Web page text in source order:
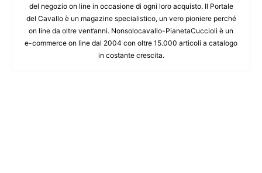
del negozio on line in occasione di ogni loro acquisto. Il Portale
del Cavallo è un magazine specialistico, un vero pioniere perché
on line da oltre vent’anni. Nonsolocavallo-PianetaCuccioli è un
e-commerce on line dal 2004 con oltre 15.000 articoli a catalogo
in costante crescita.